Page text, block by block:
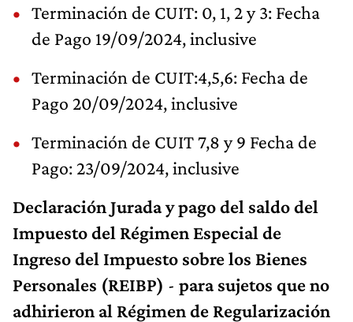
Terminación de CUIT: 0, 1, 2 y 3: Fecha
de Pago 19/09/2024, inclusive
Terminación de CUIT:4,5,6: Fecha de
Pago 20/09/2024, inclusive
Terminación de CUIT 7,8 y 9 Fecha de
Pago: 23/09/2024, inclusive
Declaración Jurada y pago del saldo del
Impuesto del Régimen Especial de
Ingreso del Impuesto sobre los Bienes
Personales (REIBP) - para sujetos que no
adhirieron al Régimen de Regularización